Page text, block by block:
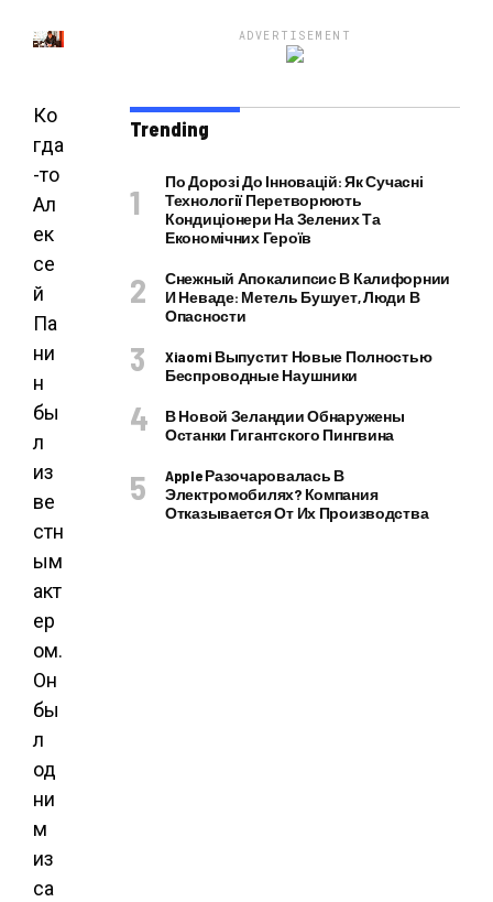
Ко
гда
-то
Ал
ек
се
й
Па
ни
н
бы
л
из
ве
стн
ым
акт
ер
ом.
Он
бы
л
од
ни
м
из
са
ADVERTISEMENT
Trending
По Дорозі До Інновацій: Як Сучасні
Технології Перетворюють
Кондиціонери На Зелених Та
Економічних Героїв
Снежный Апокалипсис В Калифорнии
И Неваде: Метель Бушует, Люди В
Опасности
Xiaomi Выпустит Новые Полностью
Беспроводные Наушники
В Новой Зеландии Обнаружены
Останки Гигантского Пингвина
Apple Разочаровалась В
Электромобилях? Компания
Отказывается От Их Производства